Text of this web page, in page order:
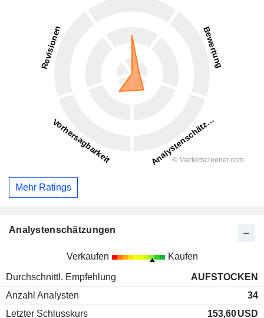
Mehr Ratings
Analystenschätzungen
Verkaufen Kaufen
Durchschnittl. Empfehlung
AUFSTOCKEN
Anzahl Analysten
34
Letzter Schlusskurs
153,60USD